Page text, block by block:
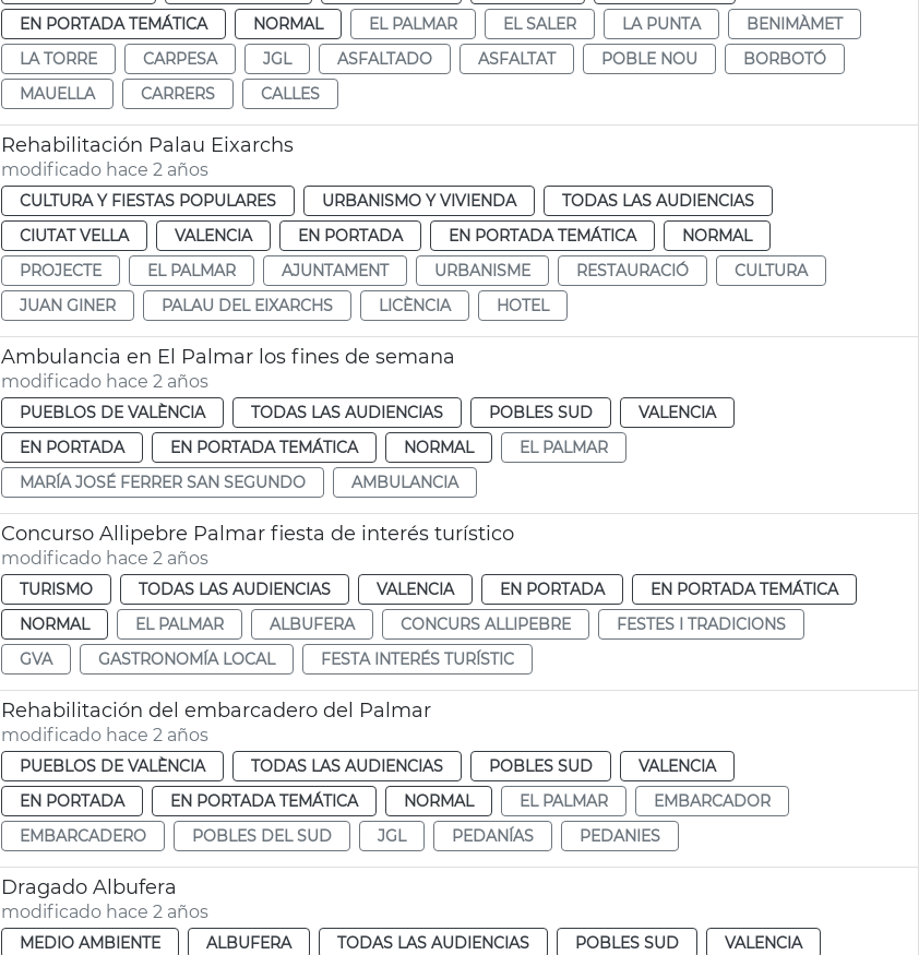
EN PORTADA TEMÁTICA
NORMAL EL PALMAR EL SALER LA PUNTA
BENIMÀMET
LA TORRE
CARPESA JGL ASFALTADO ASFALTAT POBLE NOU
BORBOTÓ
MAUELLA
CARRERS CALLES
Rehabilitación Palau Eixarchs
modificado hace 2 años
CULTURA Y FIESTAS POPULARES URBANISMO Y VIVIENDA
TODAS LAS AUDIENCIAS
CIUTAT VELLA
VALENCIA EN PORTADA EN PORTADA TEMÁTICA
NORMAL
PROJECTE
EL PALMAR AJUNTAMENT URBANISME RESTAURACIÓ
CULTURA
JUAN GINER
PALAU DEL EIXARCHS LICÈNCIA HOTEL
Ambulancia en El Palmar los fines de semana
modificado hace 2 años
PUEBLOS DE VALÈNCIA TODAS LAS AUDIENCIAS POBLES SUD
VALENCIA
EN PORTADA
EN PORTADA TEMÁTICA NORMAL
EL PALMAR
MARÍA JOSÉ FERRER SAN SEGUNDO
AMBULANCIA
Concurso Allipebre Palmar fiesta de interés turístico
modificado hace 2 años
TURISMO TODAS LAS AUDIENCIAS VALENCIA EN PORTADA
EN PORTADA TEMÁTICA
NORMAL
EL PALMAR ALBUFERA CONCURS ALLIPEBRE
FESTES I TRADICIONS
GVA
GASTRONOMÍA LOCAL FESTA INTERÉS TURÍSTIC
Rehabilitación del embarcadero del Palmar
modificado hace 2 años
PUEBLOS DE VALÈNCIA TODAS LAS AUDIENCIAS POBLES SUD
VALENCIA
EN PORTADA
EN PORTADA TEMÁTICA NORMAL EL PALMAR
EMBARCADOR
EMBARCADERO
POBLES DEL SUD JGL PEDANÍAS PEDANIES
Dragado Albufera
modificado hace 2 años
MEDIO AMBIENTE ALBUFERA TODAS LAS AUDIENCIAS POBLES SUD VALENCIA